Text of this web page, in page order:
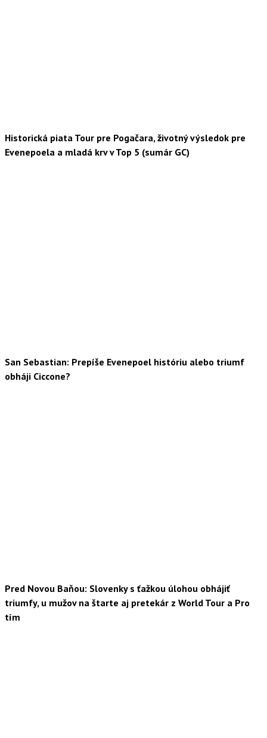
Historická piata Tour pre Pogačara, životný výsledok pre
Evenepoela a mladá krv v Top 5 (sumár GC)
San Sebastian: Prepíše Evenepoel históriu alebo triumf
obháji Ciccone?
Pred Novou Baňou: Slovenky s ťažkou úlohou obhájiť
triumfy, u mužov na štarte aj pretekár z World Tour a Pro
tím